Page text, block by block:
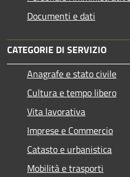
Documenti e dati
CATEGORIE DI SERVIZIO
Anagrafe e stato civile
Cultura e tempo libero
Vita lavorativa
Imprese e Commercio
Catasto e urbanistica
Mobilità e trasporti